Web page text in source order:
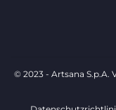
© 2023 - Artsana S.p.A.